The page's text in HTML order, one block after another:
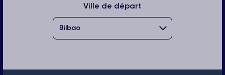
Ville de départ